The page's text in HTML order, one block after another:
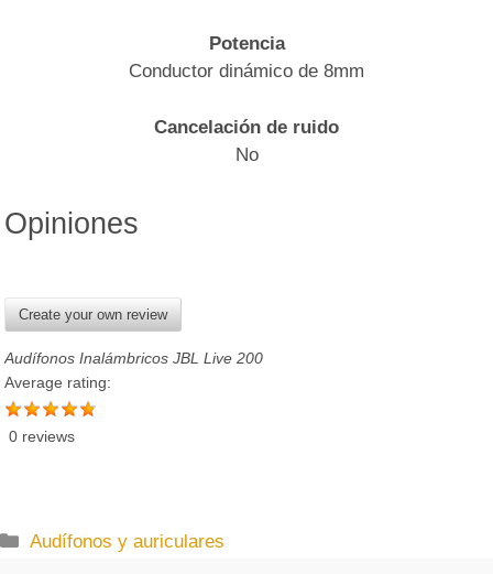
Potencia
Conductor dinámico de 8mm
Cancelación de ruido
No
Opiniones
Create your own review
Audífonos Inalámbricos JBL Live 200
Average rating:
0 reviews
C
Audífonos y auriculares